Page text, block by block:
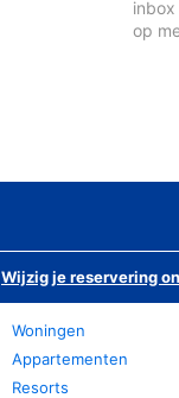
op
Wijzig je reservering
Woningen
Appartementen
Resorts